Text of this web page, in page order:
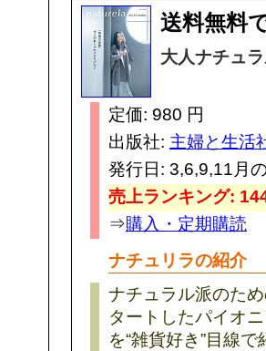
送料無料
大人ナチュ
定価: 980 円
出版社: 主婦と生活
発行日: 3,6,9,11月
売上ランキング:
⇒購入・定期購読
ナチュリラの紹介
ナチュラル派のた
タートしたパイオ
を“雑貨好き”目線